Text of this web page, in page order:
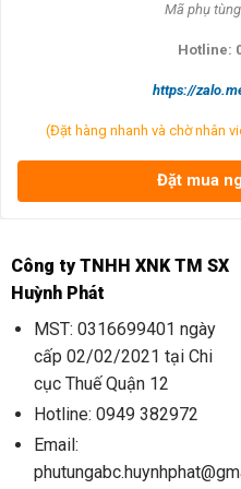
Mã phụ t
Hotline:
https://
(Đặt hàng nhanh và chờ nhân
Đặt mua
Công ty TNHH XNK TM SX
Huỳnh Phát
MST: 0316699401 ngày
cấp 02/02/2021 tại Chi
cục Thuế Quận 12
Hotline: 0949 382972
Email: